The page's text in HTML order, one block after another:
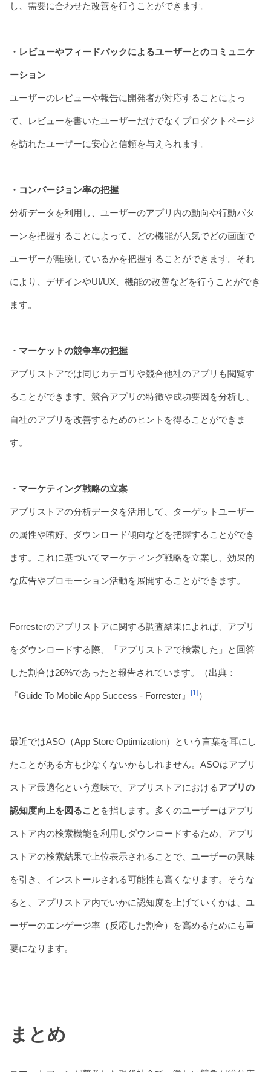
し、需要に合わせた改善を行うことができます。
・レビューやフィードバックによるユーザーとのコミュニケ
ーション
ユーザーのレビューや報告に開発者が対応することによっ
て、レビューを書いたユーザーだけでなくプロダクトページ
を訪れたユーザーに安心と信頼を与えられます。
・コンバージョン率の把握
分析データを利用し、ユーザーのアプリ内の動向や行動パタ
ーンを把握することによって、どの機能が人気でどの画面で
ユーザーが離脱しているかを把握することができます。それ
により、デザインやUI/UX、機能の改善などを行うことができ
ます。
・マーケットの競争率の把握
アプリストアでは同じカテゴリや競合他社のアプリも閲覧す
ることができます。競合アプリの特徴や成功要因を分析し、
自社のアプリを改善するためのヒントを得ることができま
す。
・マーケティング戦略の立案
アプリストアの分析データを活用して、ターゲットユーザー
の属性や嗜好、ダウンロード傾向などを把握することができ
ます。これに基づいてマーケティング戦略を立案し、効果的
な広告やプロモーション活動を展開することができます。
Forresterのアプリストアに関する調査結果によれば、アプリ
をダウンロードする際、「アプリストアで検索した」と回答
した割合は26%であったと報告されています。（出典：
『Guide To Mobile App Success - Forrester』 [1] ）
最近ではASO（App Store Optimization）という言葉を耳にし
たことがある方も少なくないかもしれません。ASOはアプリ
ストア最適化という意味で、アプリストアにおけるアプリの
認知度向上を図ること を指します。多くのユーザーはアプリ
ストア内の検索機能を利用しダウンロードするため、アプリ
ストアの検索結果で上位表示されることで、ユーザーの興味
を引き、インストールされる可能性も高くなります。そうな
ると、アプリストア内でいかに認知度を上げていくかは、ユ
ーザーのエンゲージ率（反応した割合）を高めるためにも重
要になります。
まとめ